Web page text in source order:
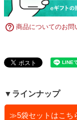
商品についてのお問
▼ラインナップ
≫5袋セットはこち